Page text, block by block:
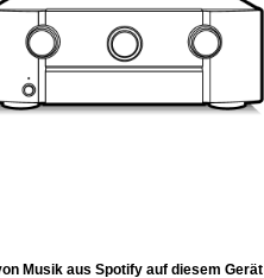
Musik aus Spotify auf diesem Gerät